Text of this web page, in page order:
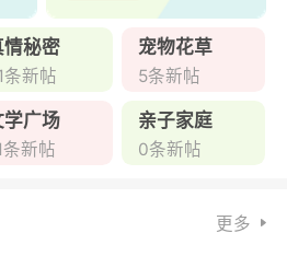
情秘密
条新帖
宠物花草
5条新帖
学广场
条新帖
亲子家庭
0条新帖
更多